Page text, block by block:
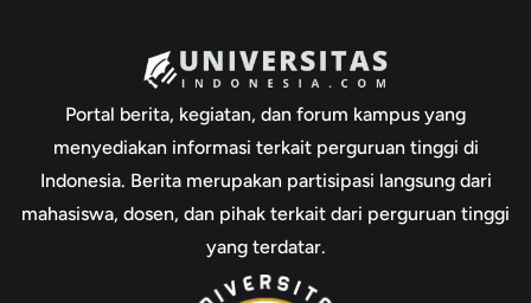
Portal berita, kegiatan, dan forum kampus yang
menyediakan informasi terkait perguruan tinggi di
Indonesia. Berita merupakan partisipasi langsung dari
mahasiswa, dosen, dan pihak terkait dari perguruan tinggi
yang terdatar.